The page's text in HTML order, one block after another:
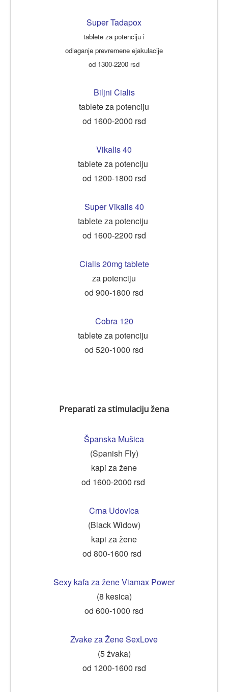
Super Tadapox
tablete za potenciju i
odlaganje prevremene ejakulacije
od 1300-2200 rsd
Biljni Cialis
tablete za potenciju
od 1600-2000 rsd
Vikalis 40
tablete za potenciju
od 1200-1800 rsd
Super Vikalis 40
tablete za potenciju
od 1600-2200 rsd
Cialis 20mg tablete
za potenciju
od 900-1800 rsd
Cobra 120
tablete za potenciju
od 520-1000 rsd
Preparati za stimulaciju žena
Španska Mušica
(Spanish Fly)
kapi za žene
od 1600-2000 rsd
Crna Udovica
(Black Widow)
kapi za žene
od 800-1600 rsd
Sexy kafa za žene Viamax Power
(8 kesica)
od 600-1000 rsd
Zvake za Žene SexLove
(5 žvaka)
od 1200-1600 rsd